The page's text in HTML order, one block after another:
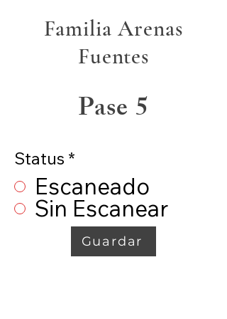
Familia Arenas
Fuentes
Pase 5
Status *
Escaneado
Sin Escanear
Guardar